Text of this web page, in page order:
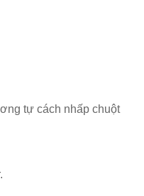
tự cách nhấp chuột